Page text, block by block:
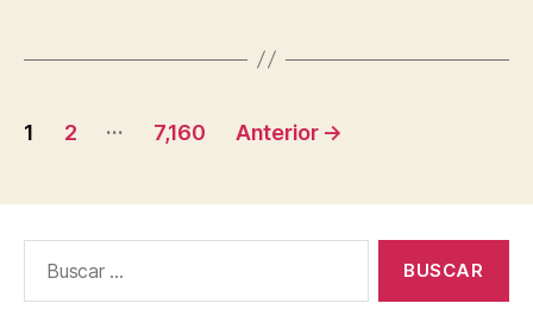
Paginación
entradas
1 2 … 7,160 Anterior →